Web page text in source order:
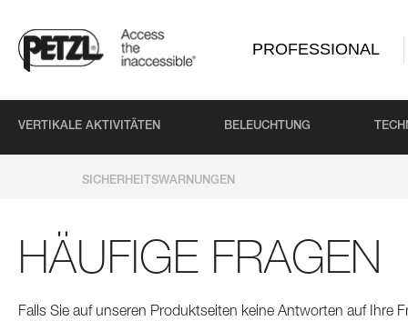
PROFESSIONAL
VERTIKALE AKTIVITÄTEN BELEUCHTUNG
SICHERHEITSWARNUNGEN
HÄUFIGE FRAGEN
Falls Sie auf unseren Produktseiten keine Antworten auf Ihre